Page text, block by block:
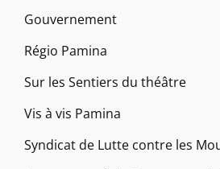
Gouvernement
Régio Pamina
Sur les Sentiers du théâtre
Vis à vis Pamina
Syndicat de Lutte contre les